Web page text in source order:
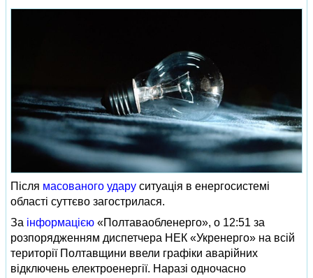
Після масованого удару ситуація в енергосистемі
області суттєво загострилася.
За інформацією «Полтаваобленерго», о 12:51 за
розпорядженням диспетчера НЕК «Укренерго» на всій
території Полтавщини ввели графіки аварійних
відключень електроенергії. Наразі одночасно